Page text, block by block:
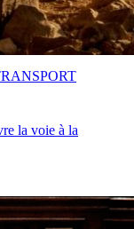
la voie à la